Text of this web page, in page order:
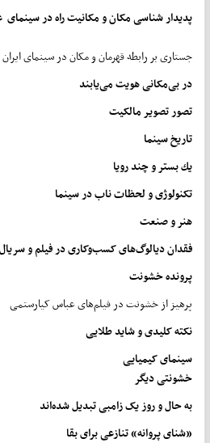
پدیدار شناسیمکانومکانیتراهدرسینمای
جستاری بر رابطه قهرمان و مکان در سینمای ایران
دربیمکانیهویتمییابند
تصورتصویر مالکیت
تاریخ سینما
یكبستر وچندرویا
تکنولوژیولحظاتنابدرسینما
هنر و صنعت
فقداندیالوگهایکسب‌وکاریدرفیلموسریال
پرونده خشونت
پرهیز از خشونت در فیلم‌های عباس کیارستمی
نکتهکلیدیوشایدطلایی
سینمایکیمیایی
خشونتیدیگر
بهحالو روزیکزامبیتبدیلشدهاند
«شنایپروانه»تنازعیبرایبقا